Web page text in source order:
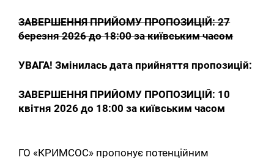
ЗАВЕРШЕННЯ ПРИЙОМУ ПРОПОЗИЦІЙ: 27
березня 2026 до 18:00 за київським часом
УВАГА! Змінилась дата прийняття пропозицій:
ЗАВЕРШЕННЯ ПРИЙОМУ ПРОПОЗИЦІЙ: 10
квітня 2026 до 18:00 за київським часом
ГО «КРИМСОС» пропонує потенційним